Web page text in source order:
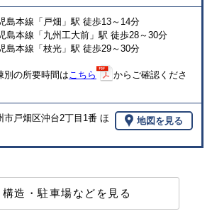
島本線「戸畑」駅 徒歩13～14分
島本線「九州工大前」駅 徒歩28～30分
島本線「枝光」駅 徒歩29～30分
別の所要時間は こちら
からご確認くださ
市戸畑区沖台2丁目1番 ほ
地図を見る
構造・駐車場などを見る